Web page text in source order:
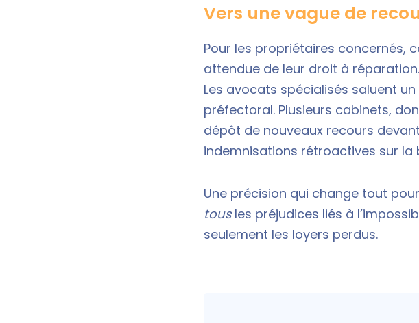
Vers une vague de
Pour les propriétaires concernés,
attendue de leur droit à réparation.
Les avocats spécialisés saluent
préfectoral. Plusieurs cabinets,
dépôt de nouveaux recours
indemnisations rétroactives sur la
Une précision qui change tout
tousles préjudices liés à
seulement les loyers perdus.